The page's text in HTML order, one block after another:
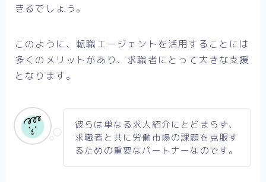
きるでしょう。
このように、転職エージェントを活用することには
多くのメリットがあり、求職者にとって大きな支援
となります。
彼らは単なる求人紹介にとどまらず、
求職者と共に労働市場の課題を克服す
るための重要なパートナーなのです。